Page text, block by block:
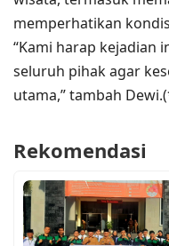
memperhatikan
“Kami harap kejadian
seluruh pihak agar
utama,” tambah
Rekomendasi